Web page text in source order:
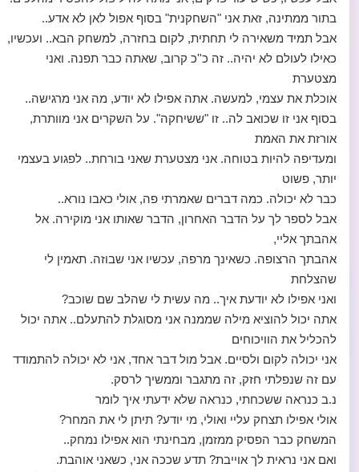
בתור ממתינה, זאת אני "השחקנית" בסוף אפול לאן לא אדע..
אבל תמיד משאירה לי תחתית, לקום בחזרה, למשחק הבא.. ועכשיו,
כאילו לעולם לא יהיה.. זה כ''כ קרוב, שאתה כבר תפנה. ואני
מצטערת
אוכלת את עצמי, למעשה. אתה אפילו לא יודע, מה אני מרגישה..
בסוף אני זו שכואב לה.. זו "ששיחקה". על השקרים אני מוותרת,
אורזת את האמת
ומעדיפה להיות בטוחה. אני מצטערת שאני בורחת.. לפגוע בעצמי
יותר, פשוט
כבר לא יכולה. כמה דברים שאמרתי פה, אולי כאבו נורא..
אבל לספר לך על הדבר האחרון, הדבר שאותו אני מוקירה. אל
אהבתך אליי,
אהבתך הרצופה. כשאינך מרפה, עכשיו אני שבוזה. תאמין לי
שהצלחת
ואני אפילו לא יודעת איך.. מה עשית לי שהלב שם שוכב?
אתה יכול להוציא מילה שממנה אני מסוגלת להתעלם.. אתה יכול
להכליל את הוויכוחים
אני יכולה לקום ולסיים. אבל מול דבר אחד, אני לא יכולה להתמודד
עם זה שנפלתי חזק, זה מתגבר וממשיך לרסק.
נ.ב כנראה ששכחתי, כנראה שלא ידעתי איך לומר
אולי אפילו תצחק עליי ואולי, מי יודע? תיתן לי את המחר?
המשחק כבר הפסיק ממזמן, מבחינתי הוא אפילו נמחק..
ואם אני נראית לך אוייבת? תדע שככה אני, כשאני אוהבת.